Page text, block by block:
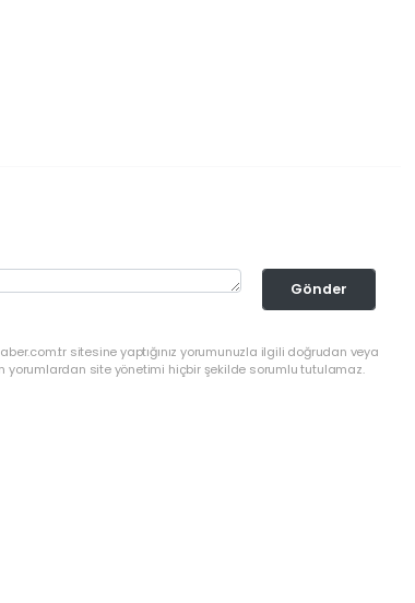
Gönder
sitesine yaptığınız yorumunuzla ilgili doğrudan veya
yorumlardan site yönetimi hiçbir şekilde sorumlu tutulamaz.